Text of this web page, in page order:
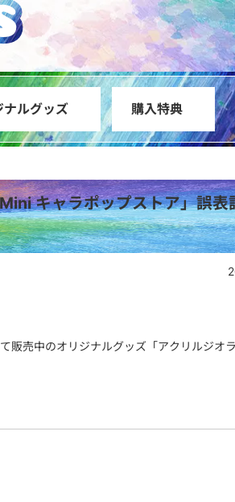
ナルグッズ 購入特典
キャラポップストア」誤表
販売中のオリジナルグッズ「アクリルジオ